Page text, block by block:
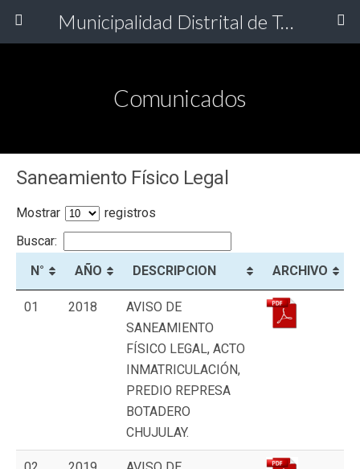
Municipalidad Distrital de Torata
Comunicados
Saneamiento Físico Legal
Mostrar
registros
Buscar:
N°
AÑO DESCRIPCION ARCHIVO
01 2018
AVISO DE
SANEAMIENTO
FÍSICO LEGAL, ACTO
INMATRICULACIÓN,
PREDIO REPRESA
BOTADERO
CHUJULAY.